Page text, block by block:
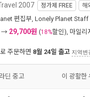
2007 정가제 FREE 해
편집부, Lonely Planet Staff
→ 29,700원 (18%할인), 마일리
로 주문하면 8월 24일 출고 지역변
딘 중고 이 광활한